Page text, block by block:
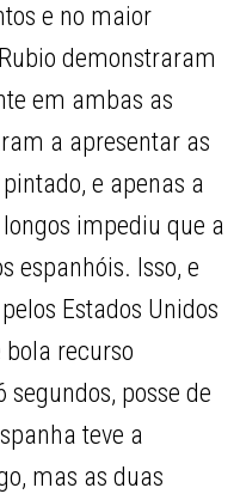
e no maior
demonstraram
em ambas as
a apresentar as
e apenas a
impediu que a
espanhóis. Isso, e
Estados Unidos
recurso
posse de
teve a
mas as duas